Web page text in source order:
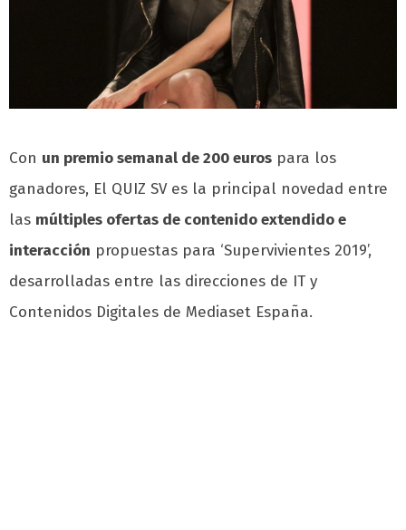
Con un premio semanal de 200 euros para los
ganadores, El QUIZ SV es la principal novedad entre
las múltiples ofertas de contenido extendido e
interacción propuestas para ‘Supervivientes 2019’,
desarrolladas entre las direcciones de IT y
Contenidos Digitales de Mediaset España.